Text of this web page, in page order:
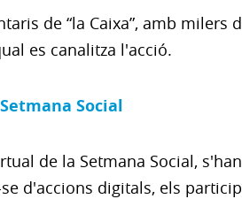
de “la Caixa”, amb
es canalitza l'acció.
Social
de la Setmana Social,
d'accions digitals, els